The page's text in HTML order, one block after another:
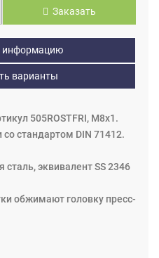
Заказать
информацию
варианты
505ROSTFRI, М8х1.
со стандартом DIN 71412.
эквивалент SS 2346
обжимают головку пресс-
(на некоторых
процесса